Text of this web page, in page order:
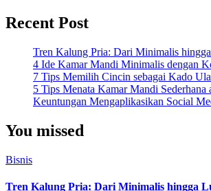
Recent Post
Tren Kalung Pria: Dari Minimalis
4 Ide Kamar Mandi Minimalis dengan
7 Tips Memilih Cincin sebagai Kado
5 Tips Menata Kamar Mandi Sederhana
Keuntungan Mengaplikasikan Social
You missed
Bisnis
Tren Kalung Pria: Dari Minimalis hingga